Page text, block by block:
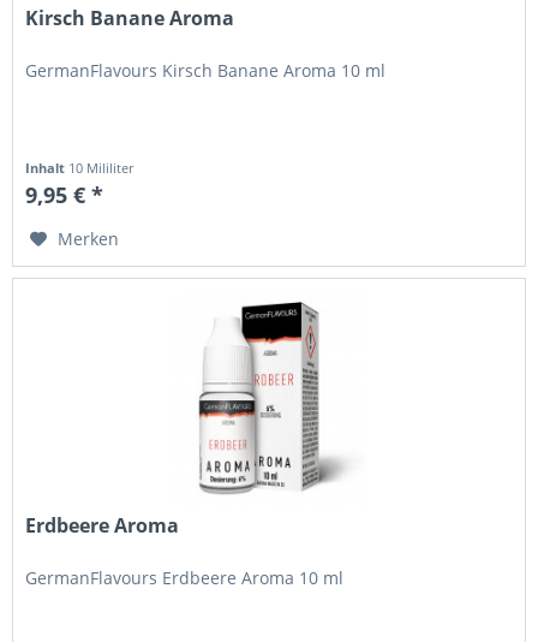
Kirsch Banane Aroma
GermanFlavours Kirsch Banane Aroma 10 ml
Inhalt 10 Mililiter
9,95 € *
Merken
Erdbeere Aroma
GermanFlavours Erdbeere Aroma 10 ml